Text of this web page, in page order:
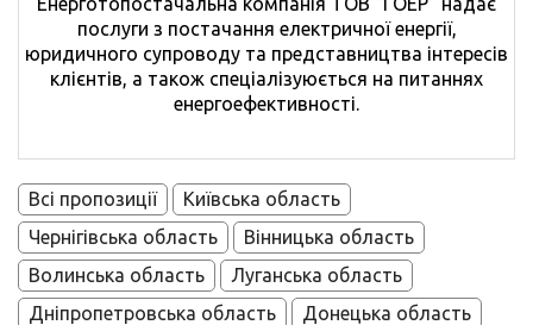
послуги з постачання електричної енергії,
юридичного супроводу та представництва інтересів
клієнтів, а також спеціалізуюється на питаннях
енергоефективності.
Всі пропозиції
Київська область
Чернігівська область
Вінницька область
Волинська область
Луганська область
Дніпропетровська область
Донецька область